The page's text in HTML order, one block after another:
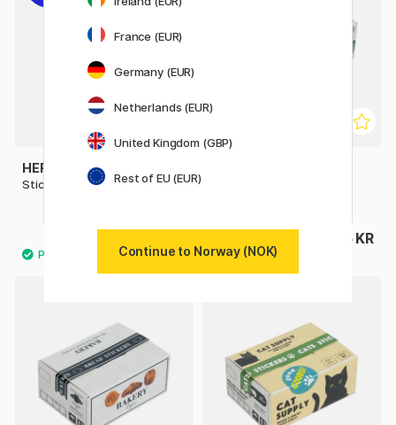
HERMA
Stickers Emojis 3 ark
95 KR
France (EUR)
Germany (EUR)
Netherlands (EUR)
United Kingdom (GBP)
Rest of EU (EUR)
Continue to Norway (NOK)